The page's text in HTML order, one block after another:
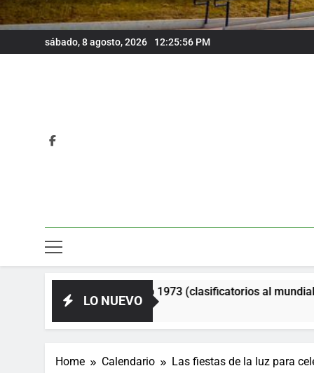
sábado, 8 agosto, 2026 12:25:57 PM
LO NUEVO
Año 1973 (clasificatorios al mundial Alemania 1974)
Home Calendario Las fiestas de la luz para